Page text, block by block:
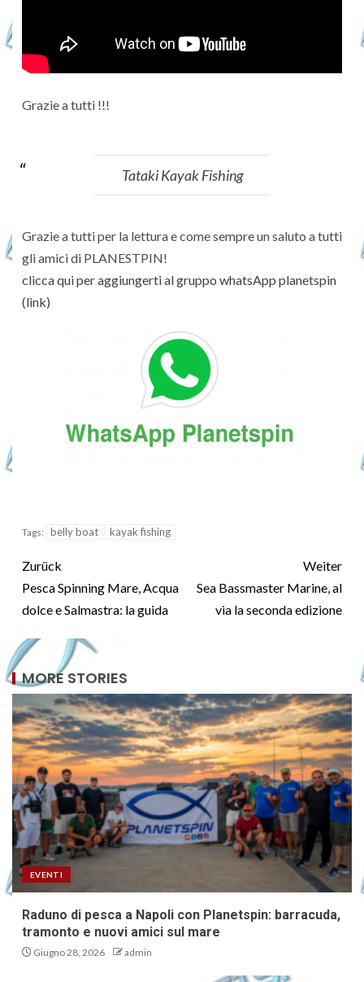
Grazie a tutti !!!
Tataki Kayak Fishing
Grazie a tutti per la lettura e come sempre un saluto a tutti
gli amici di PLANESTPIN!
clicca qui per aggiungerti al gruppo whatsApp planetspin
(link)
Tags: belly boat kayak fishing
Zurück
Pesca Spinning Mare, Acqua
dolce e Salmastra: la guida
Weiter
Sea Bassmaster Marine, al
via la seconda edizione
MORE STORIES
EVENTI
Raduno di pesca a Napoli con Planetspin: barracuda,
tramonto e nuovi amici sul mare
Giugno 28, 2026 admin